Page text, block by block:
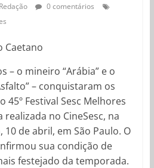
Redação
0 comentários
Caetano
– o mineiro “Arábia” e o
– conquistaram os
Festival Sesc Melhores
no CineSesc, na
de abril, em São Paulo. O
sua condição de
festejado da temporada.